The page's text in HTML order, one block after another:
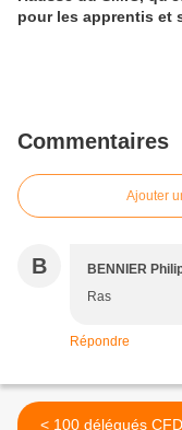
pour les apprentis et
Commentaires
Ajouter
B BENNIER
Ras
Répondre
< 100 délégués CFDT du